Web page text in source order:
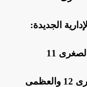
الجديدة:
​درجات الحرارة فى 6 أكتوبر: الصغرى 11
​درجات الحرارة فى بنها: الصغرى 12 والعظمى